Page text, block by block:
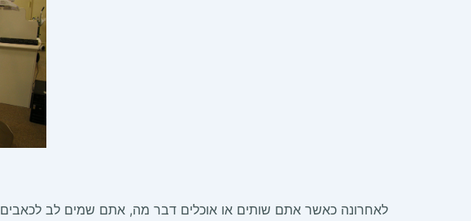
לאחרונה כאשר אתם שותים או אוכלים דבר מה, אתם שמים לב